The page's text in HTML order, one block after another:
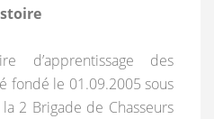
d’apprentissage des
fondé le 01.09.2005 sous
2 Brigade de Chasseurs